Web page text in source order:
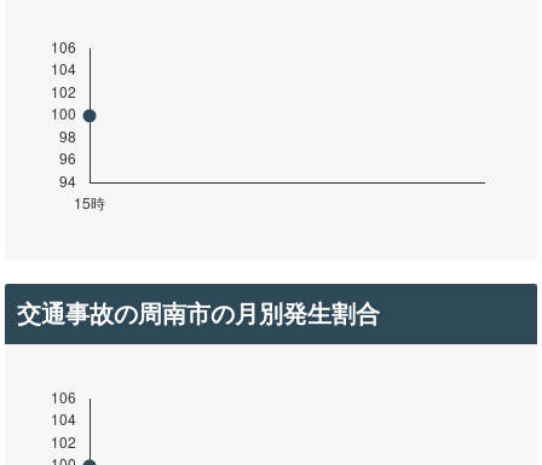
交通事故の周南市の月別発生割合